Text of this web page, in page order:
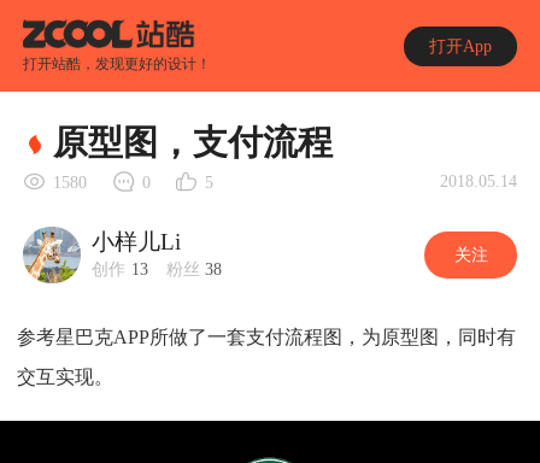
打开站酷，发现更好的设计！
打开App
原型图，支付流程
1580 0 5 2018.05.14
小样儿Li
创作 13 粉丝 38
关注
参考星巴克APP所做了一套支付流程图，为原型图，同时有
交互实现。